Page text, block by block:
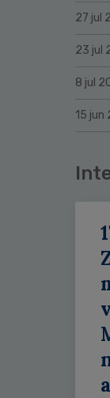
27 jul
23 jul
8 jul
15 jun